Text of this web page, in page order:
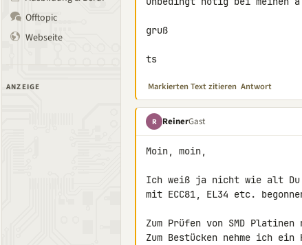
Offtopic
Webseite
ANZEIGE
gruß
ts
Markierten Text zitieren Antwort
R ReinerGast
Moin, moin,
Ich weiß ja nicht wie alt Du
mit ECC81, EL34 etc.
Zum Prüfen von SMD
Zum Bestücken nehme ich